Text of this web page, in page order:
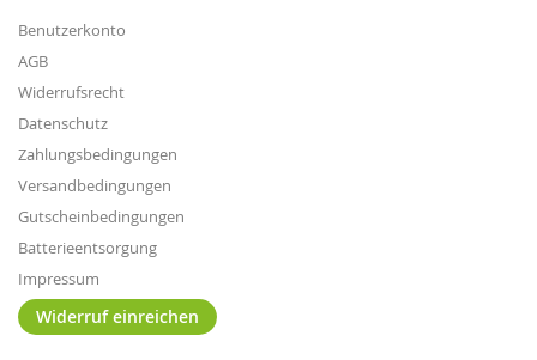
Benutzerkonto
AGB
Widerrufsrecht
Datenschutz
Zahlungsbedingungen
Versandbedingungen
Gutscheinbedingungen
Batterieentsorgung
Impressum
Widerruf einreichen